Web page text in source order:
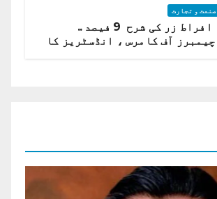
صنعت و تجارت
افراط زر کی شرح 9 فیصد ..
چیمبرز آف کامرس ، انڈسٹریز کا